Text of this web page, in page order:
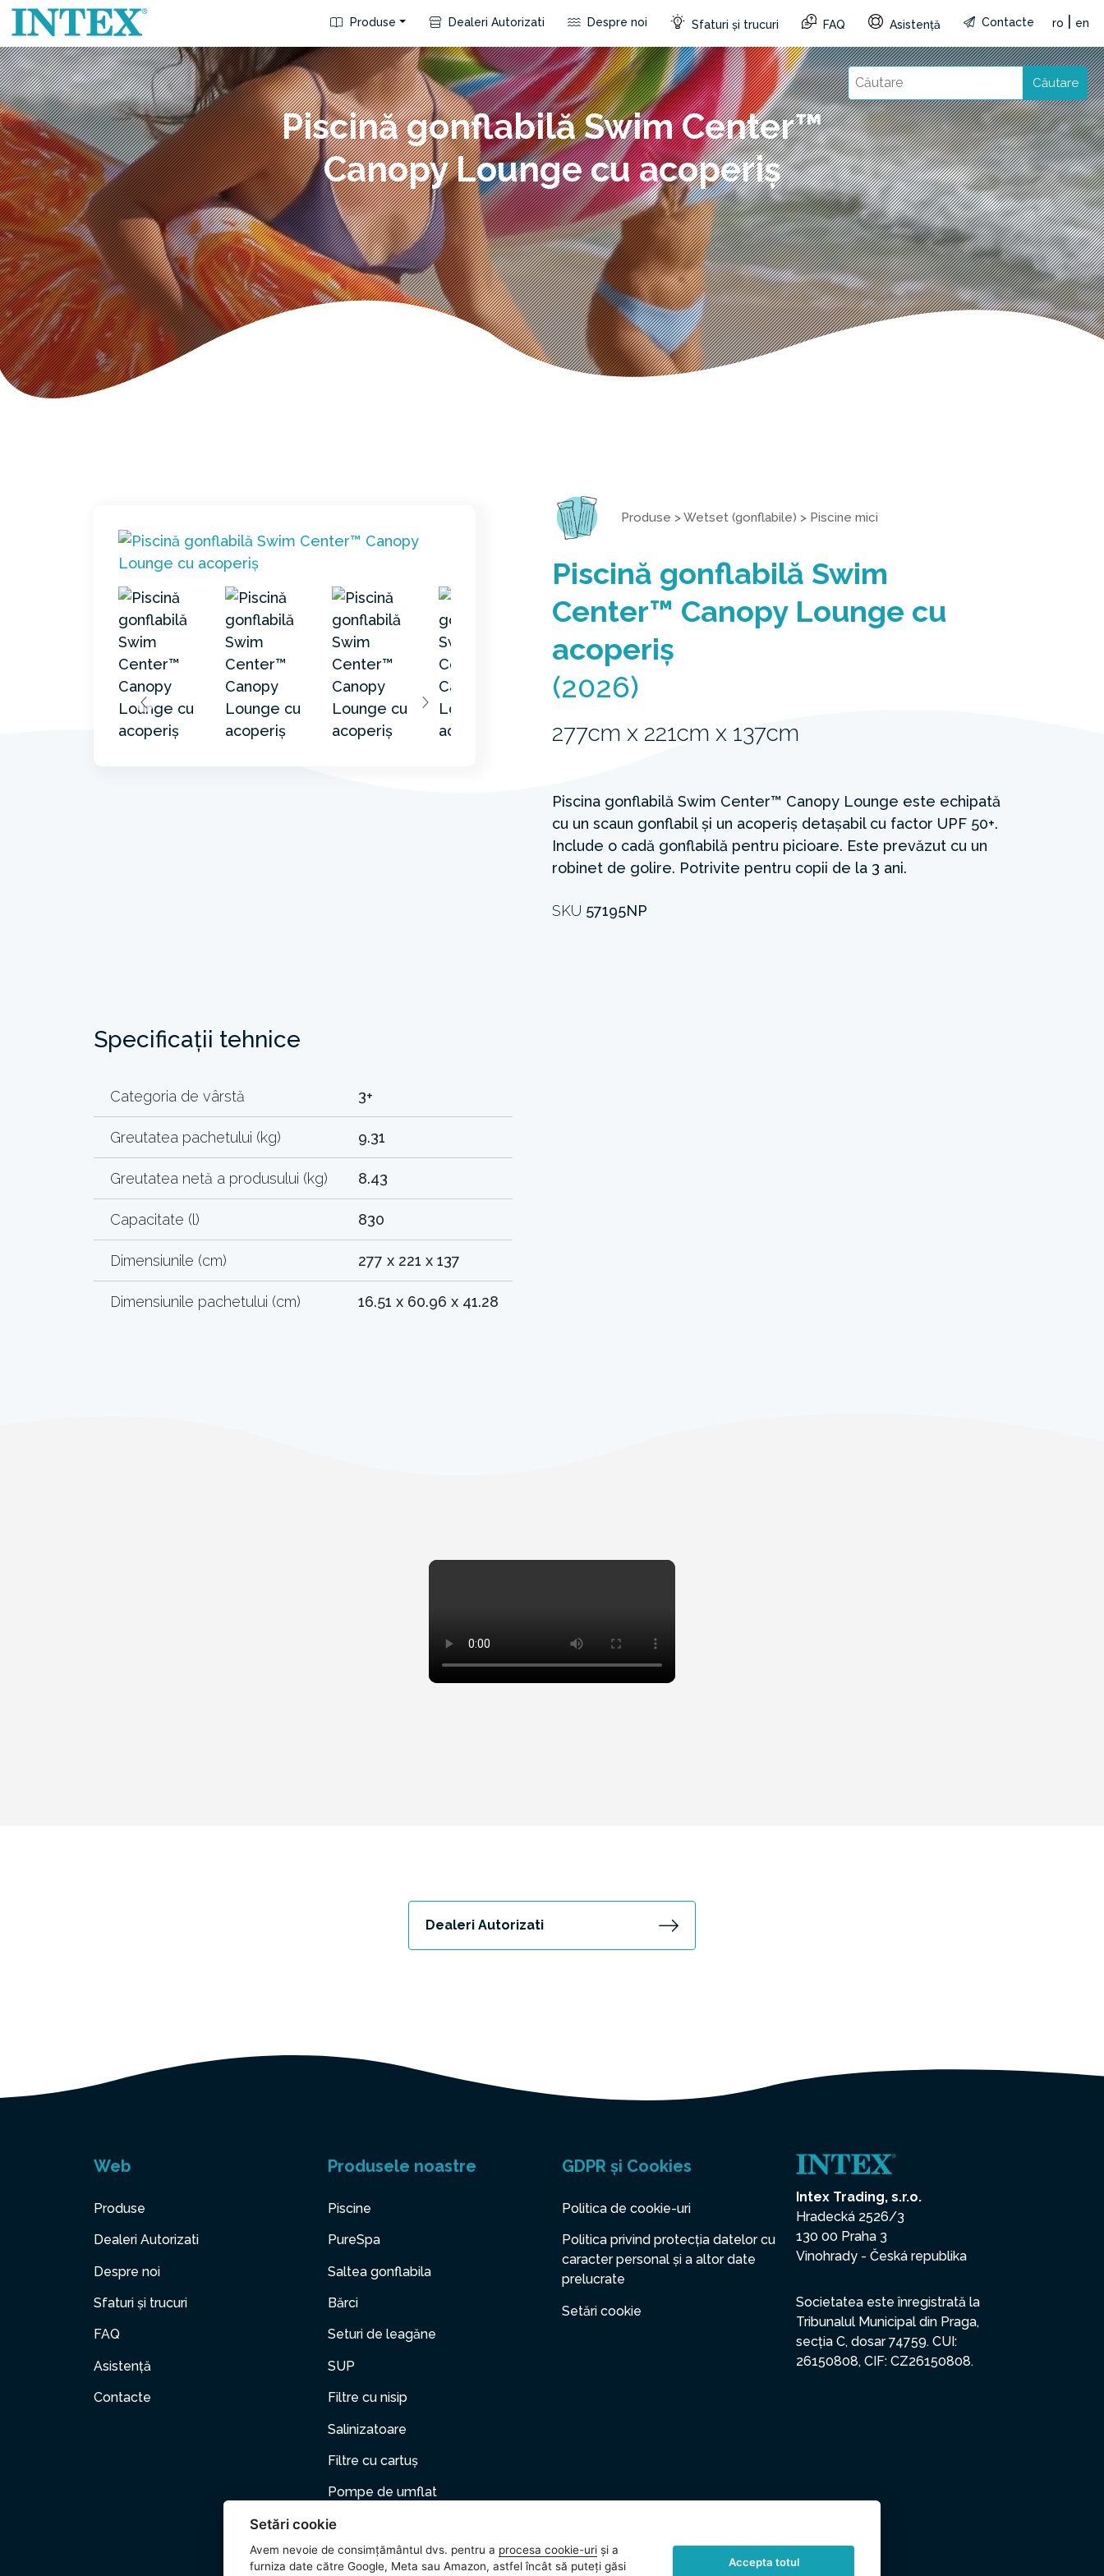
Produse Dealeri Autorizati Despre noi Sfaturi și trucuri FAQ Asistență Contacte ro en
Căutare
Piscină gonflabilă Swim Center™
Canopy Lounge cu acoperiș
Produse >Wetset (gonflabile) > Piscine mici
Piscină gonflabilă Swim
Center™ Canopy Lounge cu
acoperiș
(2026)
277cm x 221cm x 137cm
Piscina gonflabilă Swim Center™ Canopy Lounge este echipată
cu un scaun gonflabil și un acoperiș detașabil cu factor UPF 50+.
Include o cadă gonflabilă pentru picioare. Este prevăzut cu un
robinet de golire. Potrivite pentru copii de la 3 ani.
SKU 57195NP
Specificații tehnice
Categoria de vârstă 3+
Greutatea pachetului (kg) 9.31
Greutatea netă a produsului (kg) 8.43
Capacitate (l) 830
Dimensiunile (cm) 277 x 221 x 137
Dimensiunile pachetului (cm) 16.51 x 60.96 x 41.28
Dealeri Autorizati
Web
Produse
Dealeri Autorizati
Despre noi
Sfaturi și trucuri
FAQ
Asistență
Contacte
Produsele noastre
Piscine
PureSpa
Saltea gonflabila
Bărci
Seturi de leagăne
SUP
Filtre cu nisip
Salinizatoare
Filtre cu cartuș
Pompe de umflat
Mobilier gonflabil
Animale de companie
GDPR și Cookies
Politica de cookie-uri
Politica privind protecția datelor cu
caracter personal și a altor date
prelucrate
Setări cookie
Intex Trading, s.r.o.
Hradecká 2526/3
130 00 Praha 3
Vinohrady - Česká republika
Societatea este înregistrată la
Tribunalul Municipal din Praga,
secția C, dosar 74759. CUI:
26150808, CIF: CZ26150808.
Setări cookie
Avem nevoie de consimțământul dvs. pentru a procesa cookie-uri și a
furniza date către Google, Meta sau Amazon, astfel încât să puteți găsi
Accepta totul